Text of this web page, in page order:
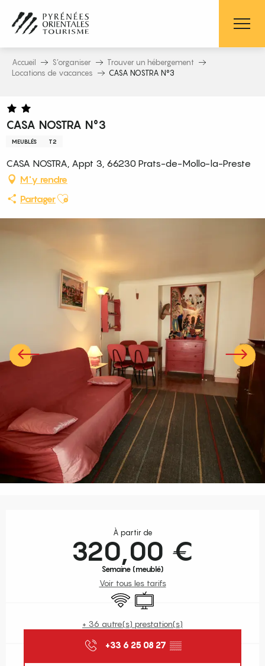
contenu
principal
Accueil S’organiser
Trouver un hébergement
Locations de vacances
CASA NOSTRA N°3
CASA NOSTRA N°3
MEUBLÉS T2
CASA NOSTRA, Appt 3, 66230 Prats-de-Mollo-la-Preste
M'y rendre
PartagerAjouter aux favoris
À partir de
320,00 €
Semaine (meublé)
Voir tous les tarifs
WiFi Télévision
+ 36 autre(s) prestation(s)
+33 6 25 08 27 ▒▒